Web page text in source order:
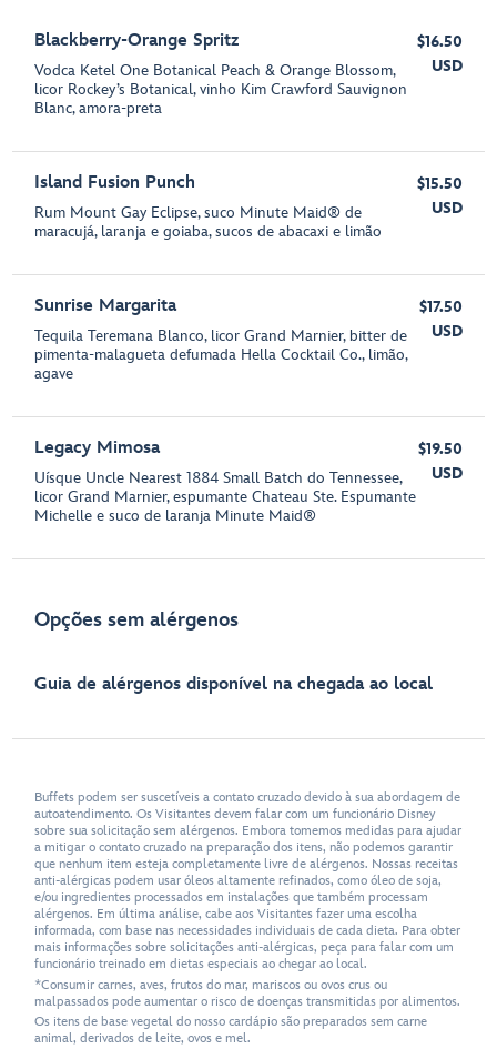
Blackberry-Orange Spritz
Vodca Ketel One Botanical Peach & Orange Blossom,
licor Rockey’s Botanical, vinho Kim Crawford Sauvignon
Blanc, amora-preta
$16.50
USD
Island Fusion Punch
Rum Mount Gay Eclipse, suco Minute Maid® de
maracujá, laranja e goiaba, sucos de abacaxi e limão
$15.50
USD
Sunrise Margarita
Tequila Teremana Blanco, licor Grand Marnier, bitter de
pimenta-malagueta defumada Hella Cocktail Co., limão,
agave
$17.50
USD
Legacy Mimosa
Uísque Uncle Nearest 1884 Small Batch do Tennessee,
licor Grand Marnier, espumante Chateau Ste. Espumante
Michelle e suco de laranja Minute Maid®
$19.50
USD
Opções sem alérgenos
Guia de alérgenos disponível na chegada ao local
Buffets podem ser suscetíveis a contato cruzado devido à sua abordagem de
autoatendimento. Os Visitantes devem falar com um funcionário Disney
sobre sua solicitação sem alérgenos. Embora tomemos medidas para ajudar
a mitigar o contato cruzado na preparação dos itens, não podemos garantir
que nenhum item esteja completamente livre de alérgenos. Nossas receitas
anti-alérgicas podem usar óleos altamente refinados, como óleo de soja,
e/ou ingredientes processados em instalações que também processam
alérgenos. Em última análise, cabe aos Visitantes fazer uma escolha
informada, com base nas necessidades individuais de cada dieta. Para obter
mais informações sobre solicitações anti-alérgicas, peça para falar com um
funcionário treinado em dietas especiais ao chegar ao local.
*Consumir carnes, aves, frutos do mar, mariscos ou ovos crus ou
malpassados pode aumentar o risco de doenças transmitidas por alimentos.
Os itens de base vegetal do nosso cardápio são preparados sem carne
animal, derivados de leite, ovos e mel.